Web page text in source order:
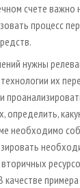
счете
процесс
нужны
их
необходимо